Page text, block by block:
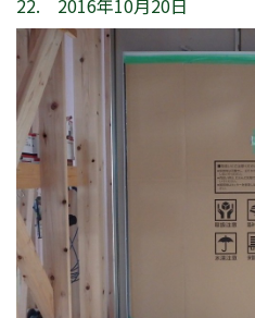
22. 2016年10月20日